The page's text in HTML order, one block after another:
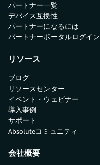
パートナー一覧
デバイス互換性
パートナーになるには
パートナーポータルログイン
リソース
ブログ
リソースセンター
イベント・ウェビナー
導入事例
サポート
Absoluteコミュニティ
会社概要